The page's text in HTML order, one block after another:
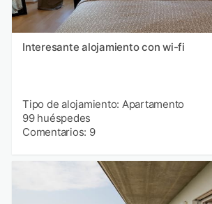
Interesante alojamiento con wi-fi
Tipo de alojamiento: Apartamento
99 huéspedes
Comentarios: 9